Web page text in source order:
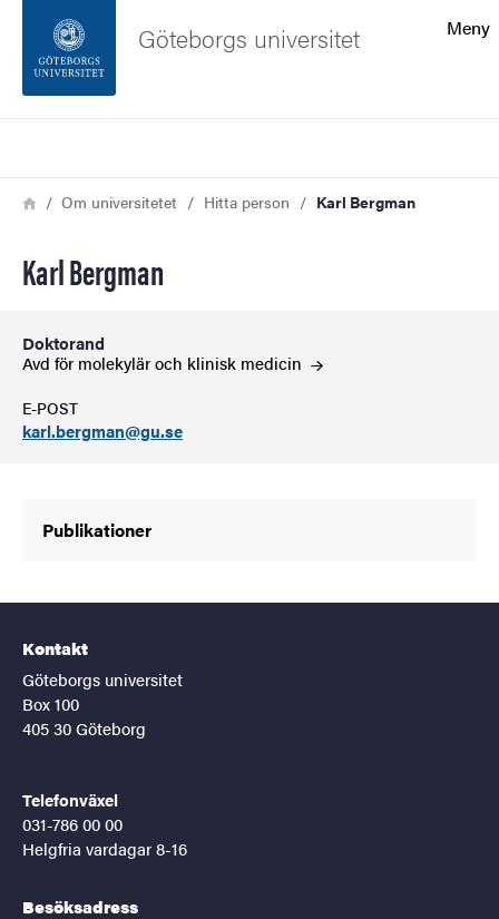
Sidfoten
Meny
Göteborgs universitet
Länkstig
HemOm universitetet Hitta person Karl Bergman
Karl Bergman
Doktorand
Avd för molekylär och klinisk medicin
E-POST
karl.bergman@gu.se
Publikationer
Kontakt
Göteborgs universitet
Box 100
405 30 Göteborg
Telefonväxel
031-786 00 00
Helgfria vardagar 8-16
Besöksadress